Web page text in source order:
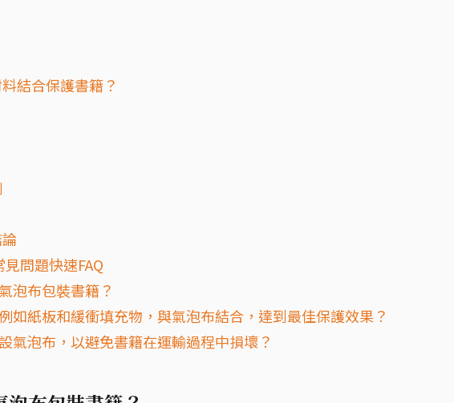
結合保護書籍？
問題快速FAQ
泡布包裝書籍？
如紙板和緩衝填充物，與氣泡布結合，達到最佳保護效果？
氣泡布，以避免書籍在運輸過程中損壞？